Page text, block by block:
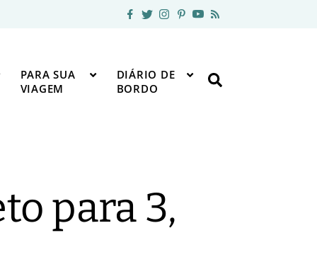
PARA SUA
VIAGEM
DIÁRIO DE
BORDO
para 3,